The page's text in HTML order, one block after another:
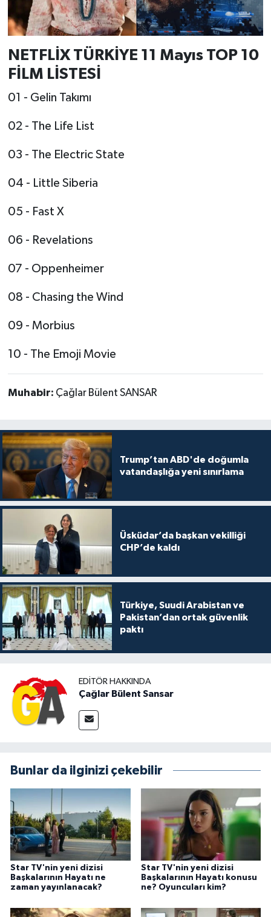
NETFLİX TÜRKİYE 11 Mayıs TOP 10
FİLM LİSTESİ
01 - Gelin Takımı
02 - The Life List
03 - The Electric State
04 - Little Siberia
05 - Fast X
06 - Revelations
07 - Oppenheimer
08 - Chasing the Wind
09 - Morbius
10 - The Emoji Movie
Muhabir: Çağlar Bülent SANSAR
Trump’tan ABD'de doğumla
vatandaşlığa yeni sınırlama
Üsküdar’da başkan vekilliği
CHP’de kaldı
Türkiye, Suudi Arabistan ve
Pakistan’dan ortak güvenlik
paktı
EDITÖR HAKKINDA
Çağlar Bülent Sansar
Bunlar da ilginizi çekebilir
Star TV'nin yeni dizisi
Başkalarının Hayatı ne
zaman yayınlanacak?
Star TV'nin yeni dizisi
Başkalarının Hayatı konusu
ne? Oyuncuları kim?